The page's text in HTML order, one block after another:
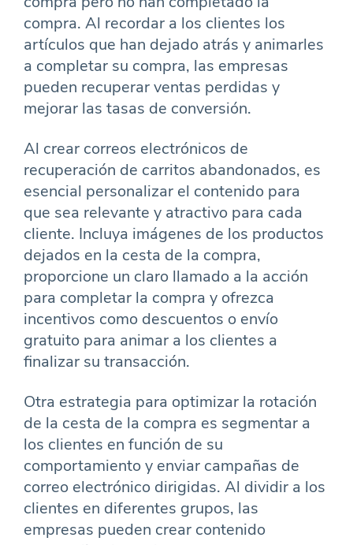
compra. Al recordar a los clientes los
artículos que han dejado atrás y animarles
a completar su compra, las empresas
pueden recuperar ventas perdidas y
mejorar las tasas de conversión.
Al crear correos electrónicos de
recuperación de carritos abandonados, es
esencial personalizar el contenido para
que sea relevante y atractivo para cada
cliente. Incluya imágenes de los productos
dejados en la cesta de la compra,
proporcione un claro llamado a la acción
para completar la compra y ofrezca
incentivos como descuentos o envío
gratuito para animar a los clientes a
finalizar su transacción.
Otra estrategia para optimizar la rotación
de la cesta de la compra es segmentar a
los clientes en función de su
comportamiento y enviar campañas de
correo electrónico dirigidas. Al dividir a los
clientes en diferentes grupos, las
empresas pueden crear contenido